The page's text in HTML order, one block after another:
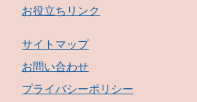
お役立ちリンク
サイトマップ
お問い合わせ
プライバシーポリシー